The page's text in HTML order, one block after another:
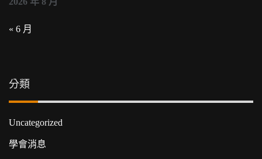
« 6 月
分類
Uncategorized
學會消息